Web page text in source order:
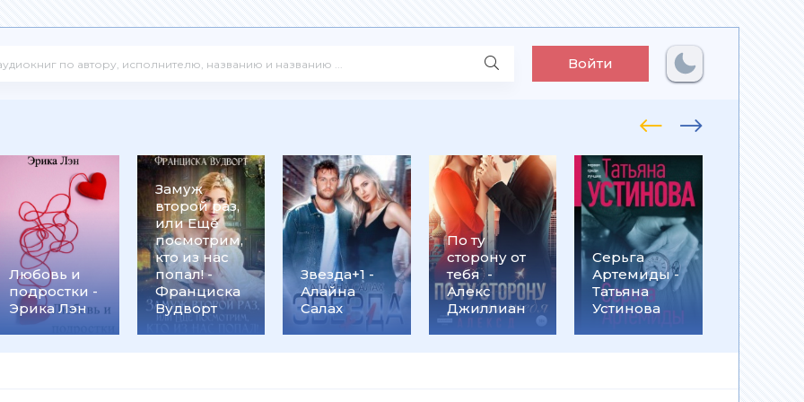
Войти
Любовь и
подростки -
Эрика Лэн
Замуж
второй раз,
или Ещё
посмотрим,
кто из нас
попал! -
Франциска
Вудворт
Звезда+1 -
Алайна
Салах
По ту
сторону от
тебя -
Алекс
Джиллиан
Серьга
Артемиды -
Татьяна
Устинова
на
- Ольга
Громыко